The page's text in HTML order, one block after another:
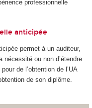
professionnelle
anticipée
permet à un auditeur,
ou non d’étendre
de l’obtention de l’UA
de son diplôme.